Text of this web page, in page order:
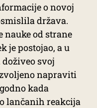
o novoj
država.
od strane
je postojao, a u
doživeo svoj
napraviti
kada
lančanih reakcija